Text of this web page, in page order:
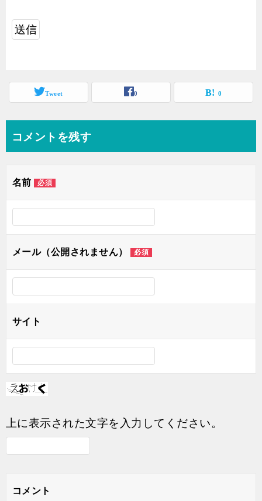
Tweet 0 0
コメントを残す
名前 必須
メール（公開されません） 必須
サイト
上に表示された文字を入力してください。
コメント